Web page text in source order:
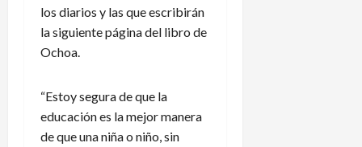
los diarios y las que escribirán
la siguiente página del libro de
Ochoa.
“Estoy segura de que la
educación es la mejor manera
de que una niña o niño, sin